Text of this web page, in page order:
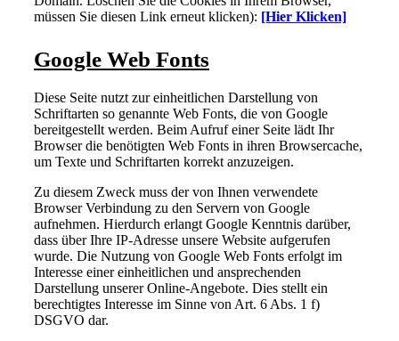
müssen Sie diesen Link erneut klicken): [Hier Klicken]
Google Web Fonts
Diese Seite nutzt zur einheitlichen Darstellung von
Schriftarten so genannte Web Fonts, die von Google
bereitgestellt werden. Beim Aufruf einer Seite lädt Ihr
Browser die benötigten Web Fonts in ihren Browsercache,
um Texte und Schriftarten korrekt anzuzeigen.
Zu diesem Zweck muss der von Ihnen verwendete
Browser Verbindung zu den Servern von Google
aufnehmen. Hierdurch erlangt Google Kenntnis darüber,
dass über Ihre IP-Adresse unsere Website aufgerufen
wurde. Die Nutzung von Google Web Fonts erfolgt im
Interesse einer einheitlichen und ansprechenden
Darstellung unserer Online-Angebote. Dies stellt ein
berechtigtes Interesse im Sinne von Art. 6 Abs. 1 f)
DSGVO dar.